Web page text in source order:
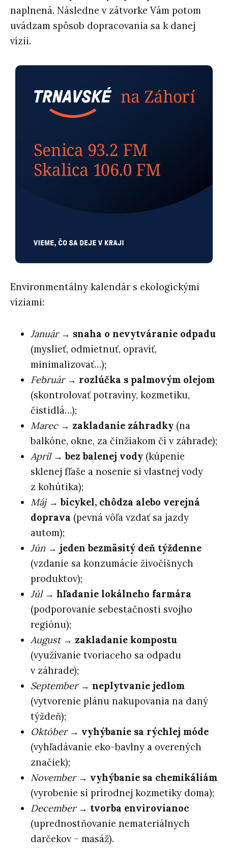
naplnená. Následne v zátvorke Vám potom
uvádzam spôsob dopracovania sa k danej
vízii.
Environmentálny kalendár s ekologickými
víziami:
Január→ snaha o nevytváranie odpadu
(myslieť, odmietnuť, opraviť,
minimalizovať…);
Február→ rozlúčka s palmovým olejom
(skontrolovať potraviny, kozmetiku,
čistidlá…);
Marec→ zakladanie záhradky (na
balkóne, okne, za činžiakom či v záhrade);
Apríl→bez balenej vody (kúpenie
sklenej fľaše a nosenie si vlastnej vody
z kohútika);
Máj→bicykel, chôdza alebo verejná
doprava (pevná vôľa vzdať sa jazdy
autom);
Jún→ jeden bezmäsitý deň týždenne
(vzdanie sa konzumácie živočíšnych
produktov);
Júl→ hľadanie lokálneho farmára
(podporovanie sebestačnosti svojho
regiónu);
August→ zakladanie kompostu
(využívanie tvoriaceho sa odpadu
v záhrade);
September→ neplytvanie jedlom
(vytvorenie plánu nakupovania na daný
týždeň);
Október → vyhýbanie sa rýchlej móde
(vyhľadávanie eko-bavlny a overených
značiek);
November→ vyhýbanie sa chemikáliám
(vyrobenie si prírodnej kozmetiky doma);
December→ tvorba envirovianoc
(uprednostňovanie nemateriálnych
darčekov – masáž).